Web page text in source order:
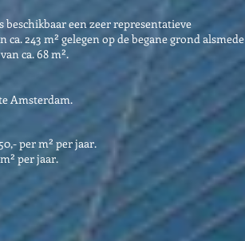
beschikbaar een zeer representatieve
243 m² gelegen op de begane grond alsmede
ca. 68 m².
Amsterdam.
per m² per jaar.
per jaar.